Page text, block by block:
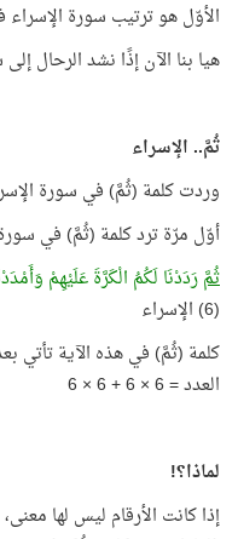
الأوّل هو ترتيب سورة
هيا بنا الآن إذًا نشد الرحال
ثُمَّ.. الإسراء
وردت كلمة (ثُمَّ) في سورة الإسراء 6
أوّل مرّة ترد كلمة (ثُمَّ) في
ثُمَّرَدَدْنَا لَكُمُ الْكَرَّةَ عَلَيْهِمْ
(6) الإسراء
العدد = 6 × 6 + 6 × 6
لماذا؟!
إذا كانت الأرقام ليس لها